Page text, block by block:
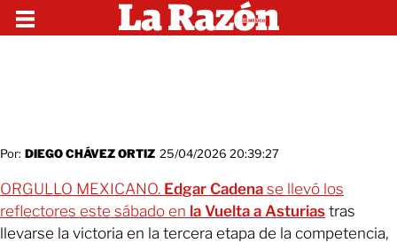
Por: DIEGO CHÁVEZ ORTIZ 25/04/2026 20:39:27
ORGULLO MEXICANO. Edgar Cadena se llevó los
reflectores este sábado en la Vuelta a Asturias tras
llevarse la victoria en la tercera etapa de la competencia,